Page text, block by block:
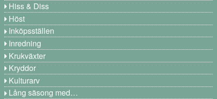
Hiss & Diss
Höst
Inköpsställen
Inredning
Krukväxter
Kryddor
Kulturarv
Lång säsong med…